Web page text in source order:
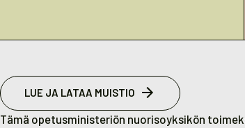
LUE JA LATAA MUISTIO
Tämä opetusministeriön nuorisoyksikön